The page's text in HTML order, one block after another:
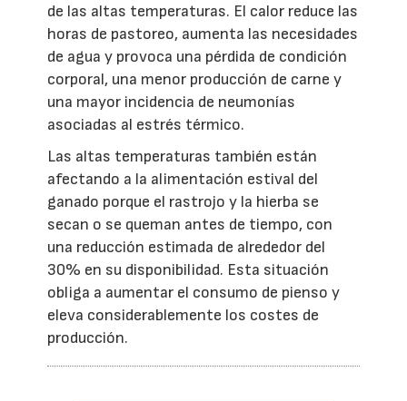
de las altas temperaturas. El calor reduce las
horas de pastoreo, aumenta las necesidades
de agua y provoca una pérdida de condición
corporal, una menor producción de carne y
una mayor incidencia de neumonías
asociadas al estrés térmico.
Las altas temperaturas también están
afectando a la alimentación estival del
ganado porque el rastrojo y la hierba se
secan o se queman antes de tiempo, con
una reducción estimada de alrededor del
30% en su disponibilidad. Esta situación
obliga a aumentar el consumo de pienso y
eleva considerablemente los costes de
producción.